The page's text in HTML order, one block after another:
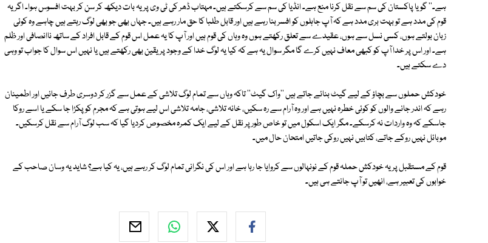
ہے۔'' گویا پاکستان کی سم سے نقل کرنا منع ہے۔ انڈیا کی سم سے کرسکتے ہیں۔ مہتاب ڈھر کی ٹی وی پر یہ بات دیکھ کر سن کر بہت افسوس ہوا۔ اگر یہ
قوم کی مدد ہے تو بہت بری مدد ہے کہ آپ جاہلوں کو افسر بنا رہے ہیں اور قابل طلبا کا حق مار رہے ہیں۔ جہاں بھی جو بھی لوگ رہتے ہیں چاہے وہ کوئی
زبان بولتے ہوں، کسی نسل سے ہوں، عقیدے سے تعلق رکھتے ہوں وہ وہاں کی قوم ہیں اور آپ کا یہ عمل اس قوم کے قابل افراد کے ساتھ ناانصافی اور ظلم
ہے۔ اور اس پر خدا آپ کو کبھی معاف نہیں کرے گا مگر سوال یہ ہے کہ کیا یہ لوگ خدا کے وجود پر یقین بھی رکھتے ہیں یا نہیں اس سوال کا جواب تو وہی
دے سکتے ہیں۔
خودکش حملوں سے بچاؤ کے لیے گیٹ بنائے جاتے ہیں ''واک گیٹ'' تاکہ وہاں سے تمام لوگ تلاشی کے عمل سے گزر کر دوسری طرف جائیں اور اطمینان
رہے کہ اندر جانے والوں کو کوئی خطرہ نہیں ہے اور وہ آرام سے رہ سکیں، خانہ تلاشی، جامہ تلاشی اس لیے ہوتی ہے کہ مجرم کو پکڑا جا سکے یا اسے روکا
جاسکے کہ وہ واردات نہ کرسکے۔ مگر ایک اسکول میں تو خاص طور پر نقل کے لیے ایک کمرہ مخصوص کردیا گیا کہ سب لوگ آرام سے نقل کرسکیں۔
موبائل نہیں روکے جاتے، کتابیں نہیں روکی جاتیں امتحان حال میں۔
قوم کے مستقبل پر یہ خودکش حملہ قوم کے نونہالوں سے کروایا جا رہا ہے اور اس کی نگرانی تمام لوگ کر رہے ہیں، یہ کیا ہے؟ شاید یہ وسان صاحب کے
خوابوں کی تعبیر ہے، انھیں تو آپ جانتے ہی ہیں۔